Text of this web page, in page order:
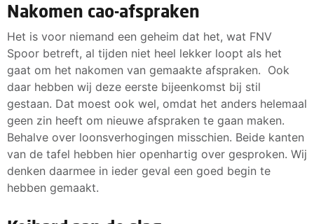
Nakomen cao-afspraken
Het is voor niemand een geheim dat het, wat FNV
Spoor betreft, al tijden niet heel lekker loopt als het
gaat om het nakomen van gemaakte afspraken. Ook
daar hebben wij deze eerste bijeenkomst bij stil
gestaan. Dat moest ook wel, omdat het anders helemaal
geen zin heeft om nieuwe afspraken te gaan maken.
Behalve over loonsverhogingen misschien. Beide kanten
van de tafel hebben hier openhartig over gesproken. Wij
denken daarmee in ieder geval een goed begin te
hebben gemaakt.